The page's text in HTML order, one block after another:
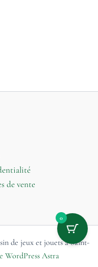
de vente
de jeux et jouets à Saint-
WordPress Astra
0